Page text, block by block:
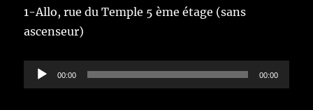
1-Allo, rue du Temple 5 ème étage (sans
ascenseur)
Lecteur
audio
00:00 00:00